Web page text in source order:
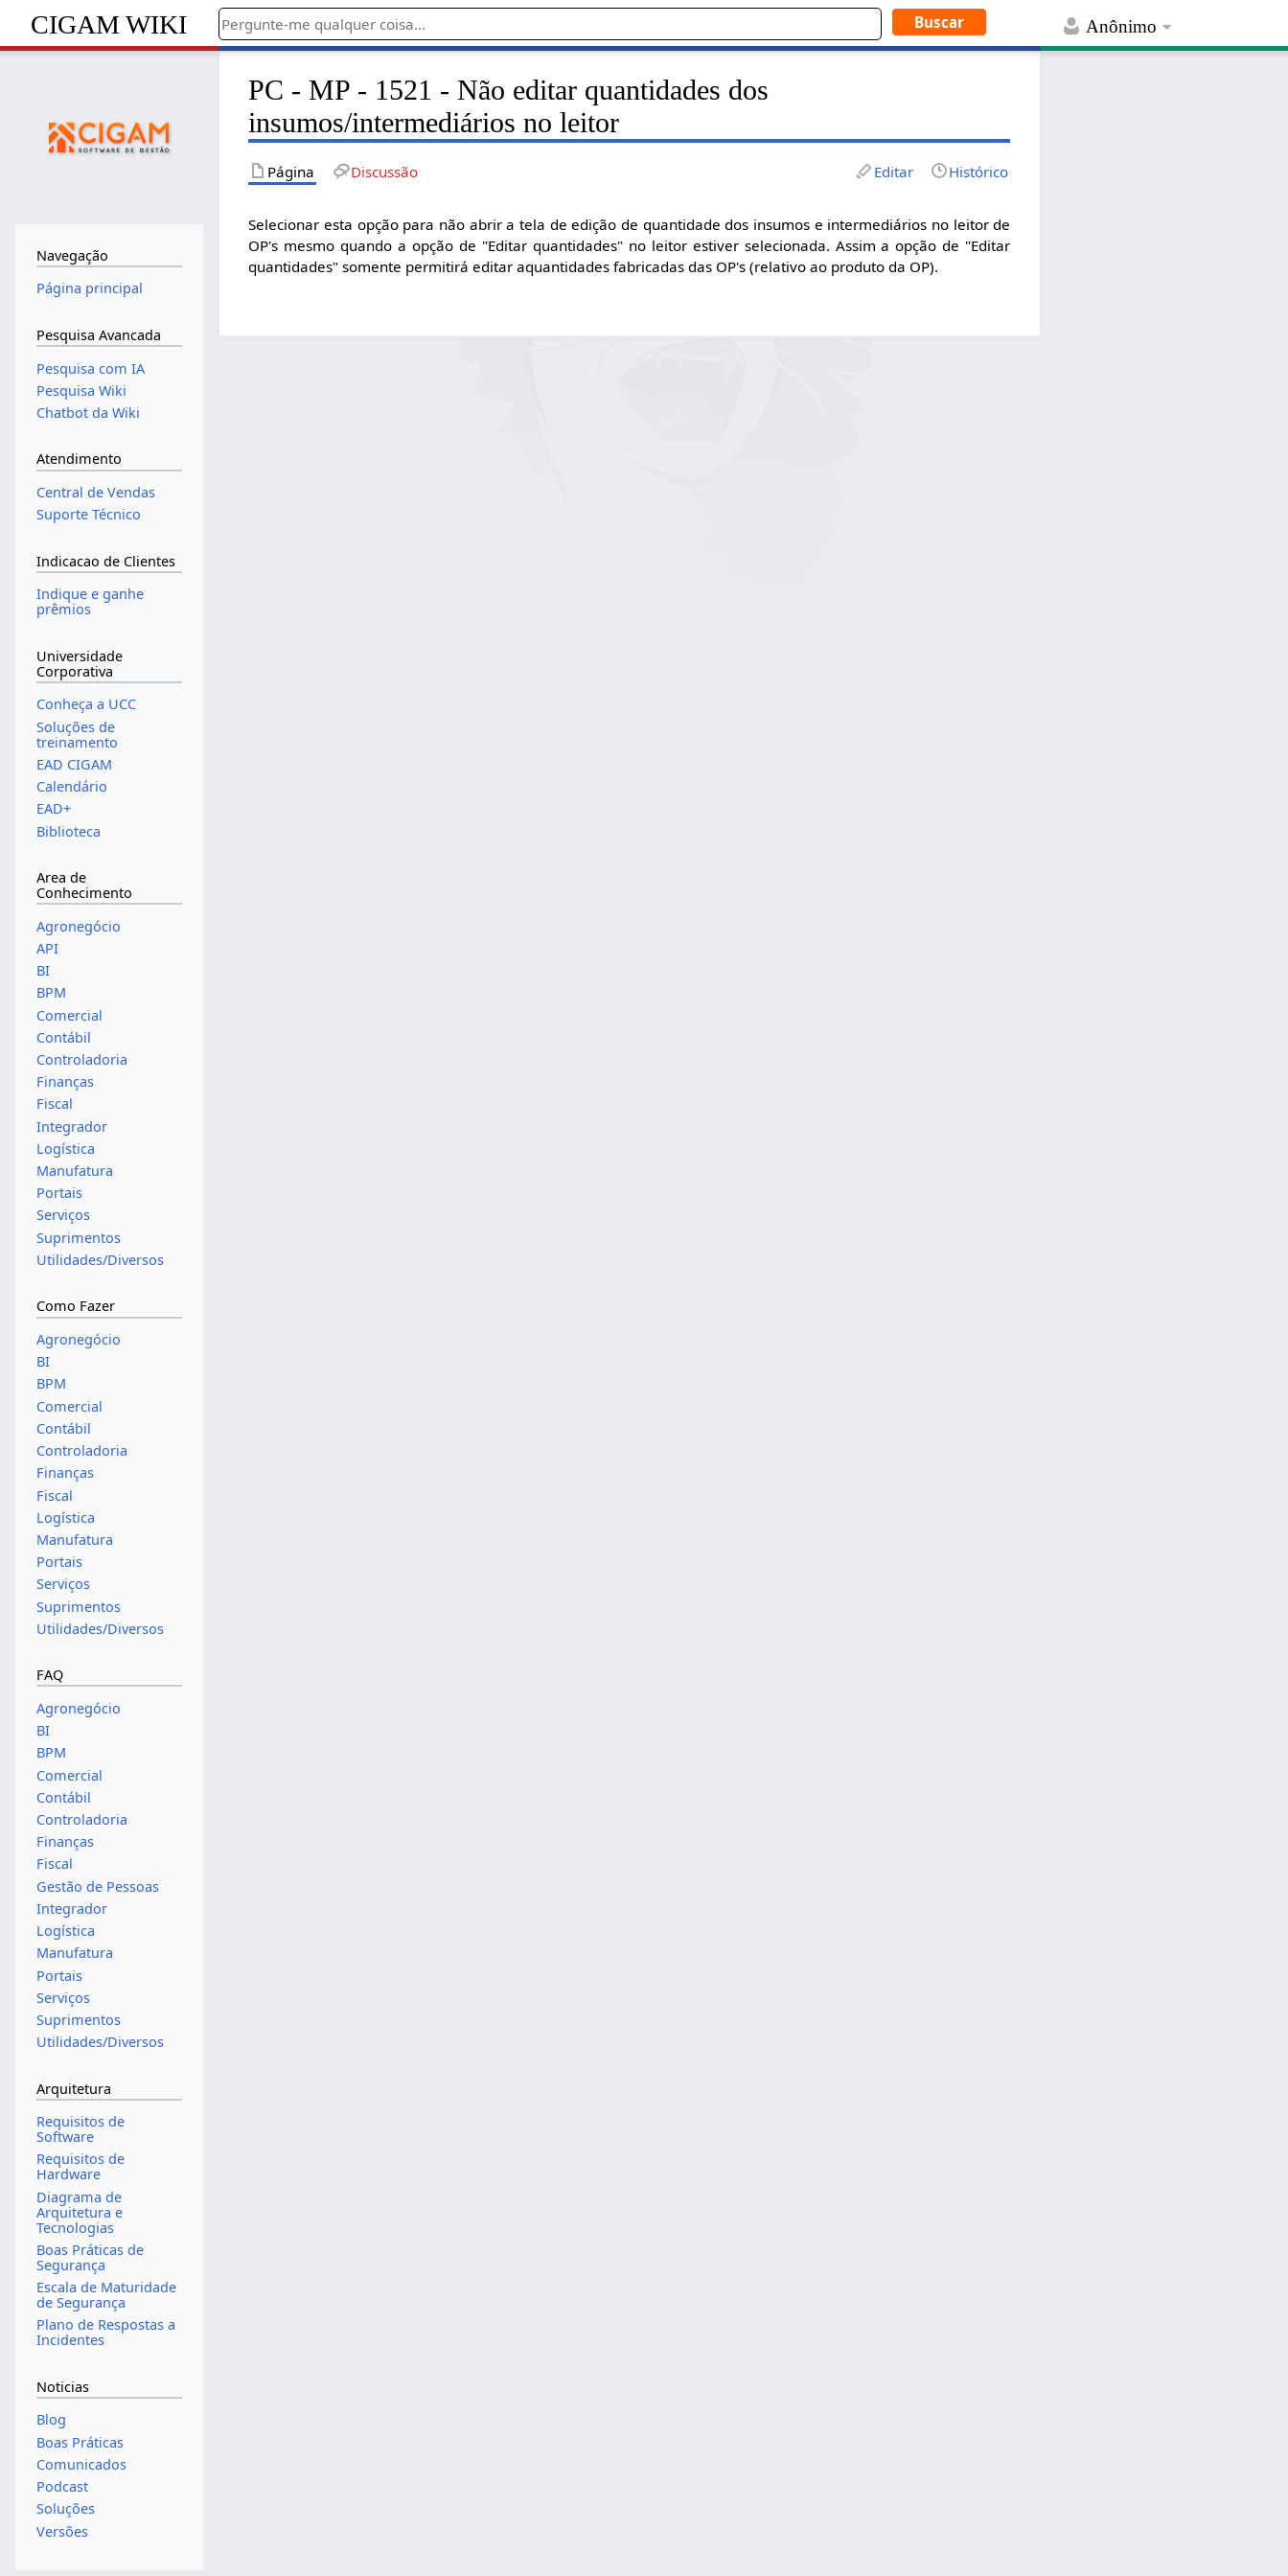
Anônimo
CIGAM WIKI
PC - MP - 1521 - Não editar quantidades dos
insumos/intermediários no leitor
Página Discussão Editar Histórico
Selecionar esta opção para não abrir a tela de edição de quantidade dos insumos e intermediários no leitor de
OP's mesmo quando a opção de "Editar quantidades" no leitor estiver selecionada. Assim a opção de "Editar
quantidades" somente permitirá editar aquantidades fabricadas das OP's (relativo ao produto da OP).
Navegação
Página principal
Pesquisa Avancada
Pesquisa com IA
Pesquisa Wiki
Chatbot da Wiki
Atendimento
Central de Vendas
Suporte Técnico
Indicacao de Clientes
Indique e ganhe
prêmios
Universidade
Corporativa
Conheça a UCC
Soluções de
treinamento
EAD CIGAM
Calendário
EAD+
Biblioteca
Area de
Conhecimento
Agronegócio
API
BI
BPM
Comercial
Contábil
Controladoria
Finanças
Fiscal
Integrador
Logística
Manufatura
Portais
Serviços
Suprimentos
Utilidades/Diversos
Como Fazer
Agronegócio
BI
BPM
Comercial
Contábil
Controladoria
Finanças
Fiscal
Logística
Manufatura
Portais
Serviços
Suprimentos
Utilidades/Diversos
FAQ
Agronegócio
BI
BPM
Comercial
Contábil
Controladoria
Finanças
Fiscal
Gestão de Pessoas
Integrador
Logística
Manufatura
Portais
Serviços
Suprimentos
Utilidades/Diversos
Arquitetura
Requisitos de
Software
Requisitos de
Hardware
Diagrama de
Arquitetura e
Tecnologias
Boas Práticas de
Segurança
Escala de Maturidade
de Segurança
Plano de Respostas a
Incidentes
Noticias
Blog
Boas Práticas
Comunicados
Podcast
Soluções
Versões